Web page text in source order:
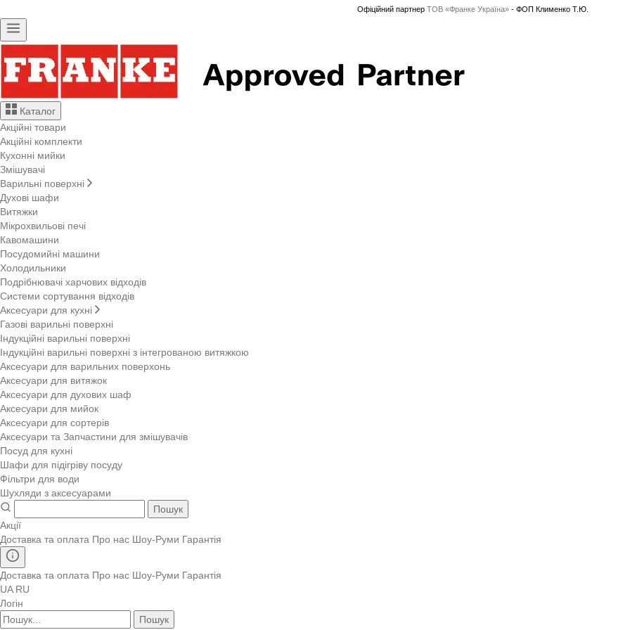
Офіційний партнер ТОВ «Франке Україна»- ФОП Клименко Т.Ю.
Каталог
Акційні товари
Акційні комплекти
Кухонні мийки
Змішувачі
Варильні поверхні
Духові шафи
Витяжки
Мікрохвильові печі
Кавомашини
Посудомийні машини
Холодильники
Подрібнювачі харчових відходів
Системи сортування відходів
Аксесуари для кухні
Газові варильні поверхні
Індукційні варильні поверхні
Індукційні варильні поверхні з інтегрованою витяжкою
Аксесуари для варильних поверхонь
Аксесуари для витяжок
Аксесуари для духових шаф
Аксесуари для мийок
Аксесуари для сортерів
Аксесуари та Запчастини для змішувачів
Посуд для кухні
Шафи для підігріву посуду
Фільтри для води
Шухляди з аксесуарами
Пошук
Акції
Доставка та оплата Про нас Шоу-Руми Гарантія
Доставка та оплата Про нас Шоу-Руми Гарантія
UA RU
Логін
Пошук